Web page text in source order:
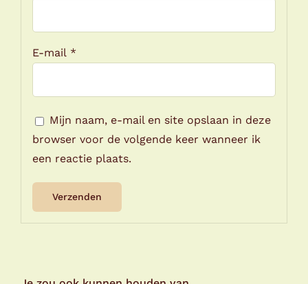
E-mail *
Mijn naam, e-mail en site opslaan in deze
browser voor de volgende keer wanneer ik
een reactie plaats.